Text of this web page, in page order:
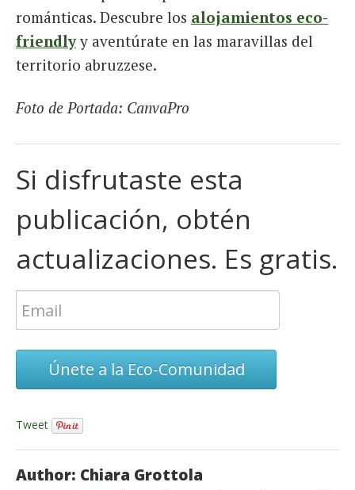
románticas. Descubre los alojamientos eco-
friendlyy aventúrate en las maravillas del
territorio abruzzese.
Foto de Portada: CanvaPro
Si disfrutaste esta
publicación, obtén
actualizaciones. Es gratis.
Únete a la Eco-Comunidad
Tweet
Author: Chiara Grottola